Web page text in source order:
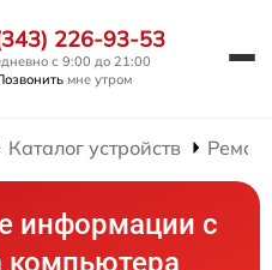
226-93-53
с 9:00 до 21:00
мне утром
Каталог устройств
информации с
компьютера